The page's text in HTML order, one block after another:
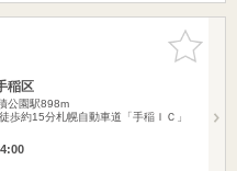
お気に入
りに追加
稲区
公園駅898m
歩約15分札幌自動車道「手稲ＩＣ」